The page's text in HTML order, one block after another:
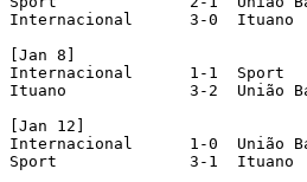
Internacional      3-0  Ituano
[Jan 8]
Internacional      1-1  Sport
Ituano             3-2  União
[Jan 12]
Internacional      1-0  União
Sport              3-1  Ituano